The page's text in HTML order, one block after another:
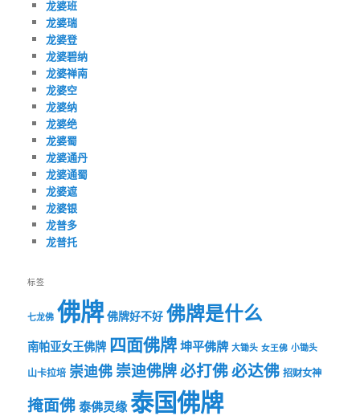
龙婆班
龙婆瑞
龙婆登
龙婆碧纳
龙婆禅南
龙婆空
龙婆纳
龙婆绝
龙婆蜀
龙婆通丹
龙婆通蜀
龙婆遮
龙婆银
龙普多
龙普托
标签
七龙佛 佛牌 佛牌好不好 佛牌是什么
南帕亚女王佛牌 四面佛牌坤平佛牌 大锄头 女王佛 小锄头
山卡拉培 崇迪佛崇迪佛牌必打佛必达佛 招财女神
掩面佛泰佛灵缘泰国佛牌